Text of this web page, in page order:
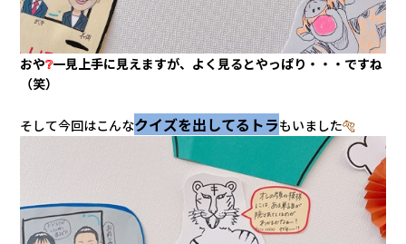
おや❔一見上手に見えますが、よく見るとやっぱり・・・ですね
（笑）
そして今回はこんなクイズを出してるトラもいました🐅